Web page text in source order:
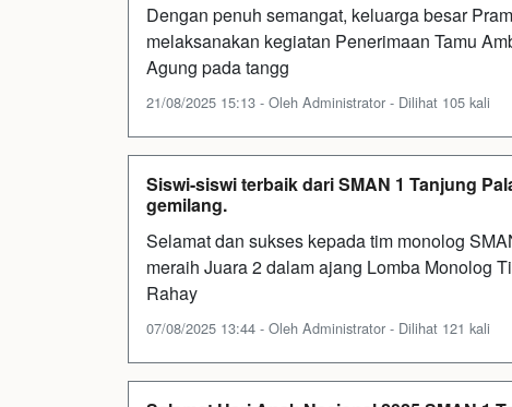
Dengan penuh semangat, keluarga besar
melaksanakan kegiatan Penerimaan Tamu
Agung pada tangg
21/08/2025 15:13 - Oleh Administrator - Dilihat 105 kali
Siswi-siswi terbaik dari SMAN 1 Tanjung
gemilang.
Selamat dan sukses kepada tim monolog
meraih Juara 2 dalam ajang Lomba Monolog
Rahay
07/08/2025 13:44 - Oleh Administrator - Dilihat 121 kali